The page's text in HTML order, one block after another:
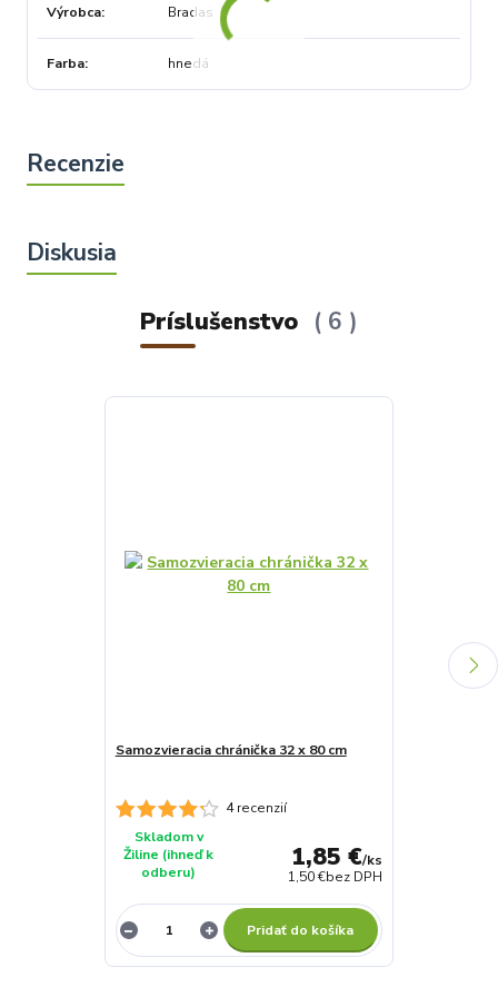
Výrobca Bradas
Farba hnedá
Príslušenstvo 6
4 recenzií
Samozvieracia chránička 32 x 80 cm
1,85 €/ks
1,50 €bez DPH
Skladom v
Žiline (ihneď k
odberu)
Pridať do košíka